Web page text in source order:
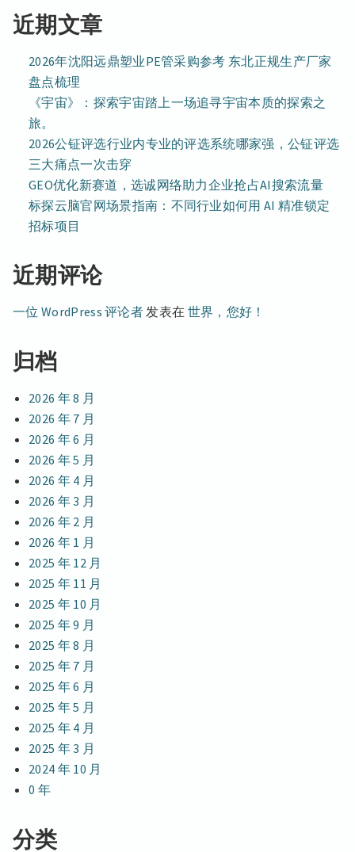
近期文章
2026年沈阳远鼎塑业PE管采购参考 东北正规生产厂家
盘点梳理
《宇宙》：探索宇宙踏上一场追寻宇宙本质的探索之
旅。
2026公钲评选行业内专业的评选系统哪家强，公钲评选
三大痛点一次击穿
GEO优化新赛道，选诚网络助力企业抢占AI搜索流量
标探云脑官网场景指南：不同行业如何用 AI 精准锁定
招标项目
近期评论
一位 WordPress 评论者发表在 世界，您好！
归档
2026 年 8 月
2026 年 7 月
2026 年 6 月
2026 年 5 月
2026 年 4 月
2026 年 3 月
2026 年 2 月
2026 年 1 月
2025 年 12 月
2025 年 11 月
2025 年 10 月
2025 年 9 月
2025 年 8 月
2025 年 7 月
2025 年 6 月
2025 年 5 月
2025 年 4 月
2025 年 3 月
2024 年 10 月
0 年
分类